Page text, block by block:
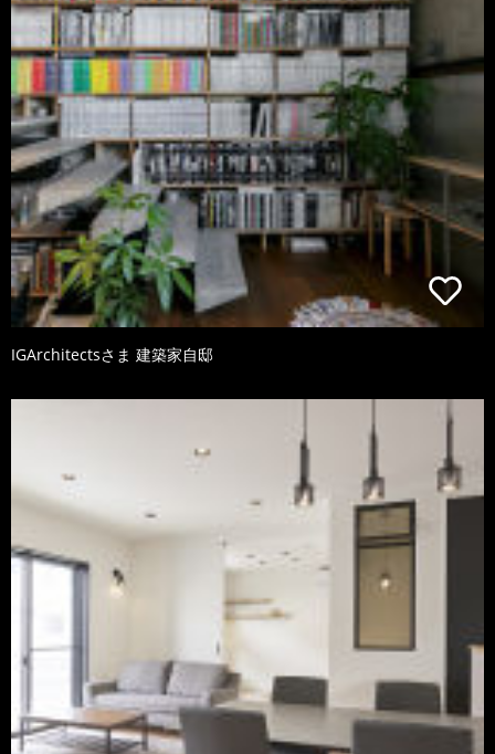
IGArchitectsさま 建築家自邸